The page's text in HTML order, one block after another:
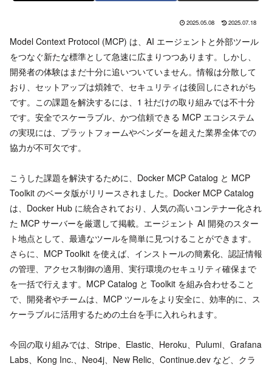
2025.05.08 2025.07.18
Model Context Protocol (MCP) は、AI エージェントと外部ツール
をつなぐ新たな標準として急速に広まりつつあります。しかし、
開発者の体験はまだ十分に追いついていません。情報は分散して
おり、セットアップは煩雑で、セキュリティは後回しにされがち
です。この課題を解決するには、1 社だけの取り組みでは不十分
です。安全でスケーラブル、かつ信頼できる MCP エコシステム
の実現には、プラットフォームやベンダーを超えた業界全体での
協力が不可欠です。
こうした課題を解決するために、Docker MCP Catalog と MCP
Toolkit のベータ版がリリースされました。Docker MCP Catalog
は、Docker Hub に統合されており、人気の高いコンテナー化され
た MCP サーバーを厳選して掲載。エージェント AI 開発のスター
ト地点として、最適なツールを簡単に見つけることができます。
さらに、MCP Toolkit を使えば、インストールの簡素化、認証情報
の管理、アクセス制御の適用、実行環境のセキュリティ確保まで
を一括で行えます。MCP Catalog と Toolkit を組み合わせること
で、開発者やチームは、MCP ツールをより安全に、効率的に、ス
ケーラブルに活用するための土台を手に入れられます。
今回の取り組みでは、Stripe、Elastic、Heroku、Pulumi、Grafana
Labs、Kong Inc.、Neo4j、New Relic、Continue.dev など、クラ